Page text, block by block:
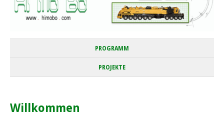
PROGRAMM
PROJEKTE
Willkommen